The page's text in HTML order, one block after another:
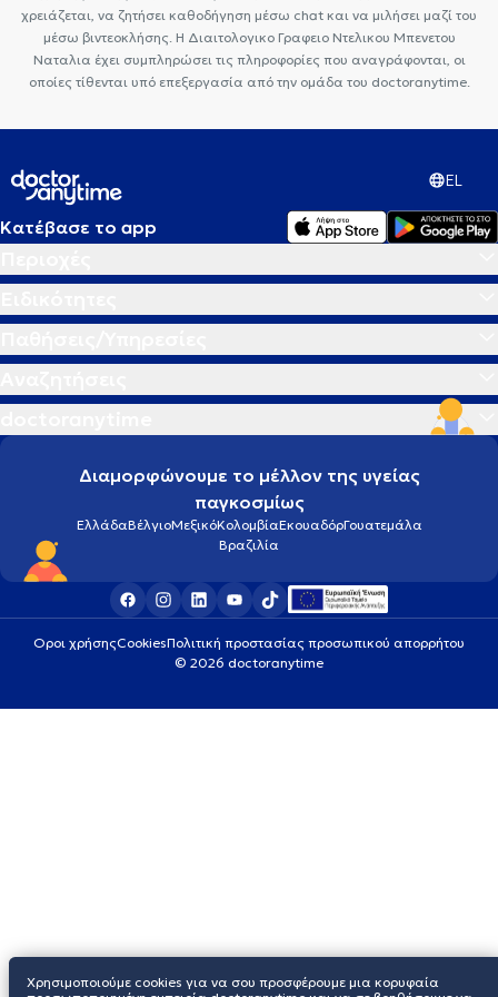
χρειάζεται, να ζητήσει καθοδήγηση μέσω chat και να μιλήσει μαζί του
μέσω βιντεοκλήσης. Η Διαιτολογικο Γραφειο Ντελικου Μπενετου
Ναταλια έχει συμπληρώσει τις πληροφορίες που αναγράφονται, οι
οποίες τίθενται υπό επεξεργασία από την ομάδα του doctoranytime.
EL
Κατέβασε το app
Διαμορφώνουμε το μέλλον της υγείας
παγκοσμίως
ΕλλάδαΒέλγιοΜεξικόΚολομβίαΕκουαδόρΓουατεμάλα
Βραζιλία
Οροι χρήσηςCookiesΠολιτική προστασίας προσωπικού απορρήτου
© 2026 doctoranytime
Χρησιμοποιούμε cookies για να σου προσφέρουμε μια κορυφαία